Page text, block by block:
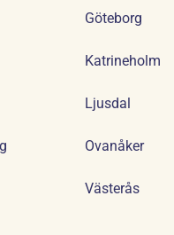
Göteborg
Katrineholm
Ljusdal
Ovanåker
Västerås